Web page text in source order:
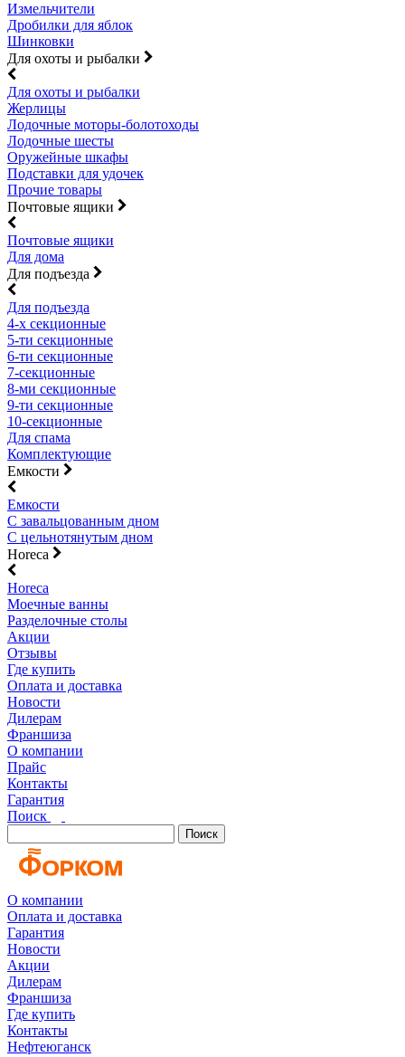
Измельчители
Дробилки для яблок
Шинковки
Для охоты и рыбалки
Для охоты и рыбалки
Жерлицы
Лодочные моторы-болотоходы
Лодочные шесты
Оружейные шкафы
Подставки для удочек
Прочие товары
Почтовые ящики
Почтовые ящики
Для дома
Для подъезда
Для подъезда
4-х секционные
5-ти секционные
6-ти секционные
7-секционные
8-ми секционные
9-ти секционные
10-секционные
Для спама
Комплектующие
Емкости
Емкости
С завальцованным дном
С цельнотянутым дном
Horeca
Horeca
Моечные ванны
Разделочные столы
Акции
Отзывы
Где купить
Оплата и доставка
Новости
Дилерам
Франшиза
О компании
Прайс
Контакты
Гарантия
Поиск
Поиск
О компании
Оплата и доставка
Гарантия
Новости
Акции
Дилерам
Франшиза
Где купить
Контакты
Нефтеюганск